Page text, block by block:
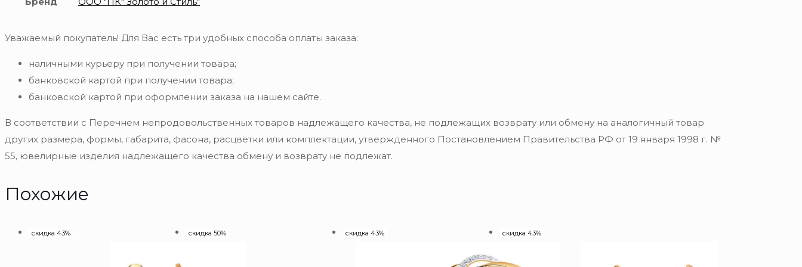
Уважаемый покупатель! Для Вас есть три удобных способа оплаты заказа:
наличными курьеру при получении товара;
банковской картой при получении товара;
банковской картой при оформлении заказа на нашем сайте.
В соответствии с Перечнем непродовольственных товаров надлежащего качества, не подлежащих возврату или обмену на аналогичный товар
других размера, формы, габарита, фасона, расцветки или комплектации, утвержденного Постановлением Правительства РФ от 19 января 1998 г. №
55, ювелирные изделия надлежащего качества обмену и возврату не подлежат.
Похожие
скидка 43% скидка 50% скидка 43% скидка 43%